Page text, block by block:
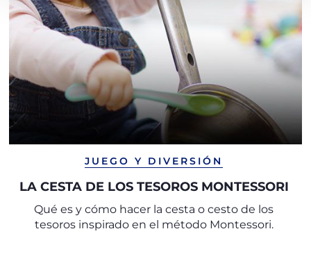
JUEGO Y DIVERSIÓN
LA CESTA DE LOS TESOROS MONTESSORI
Qué es y cómo hacer la cesta o cesto de los
tesoros inspirado en el método Montessori.